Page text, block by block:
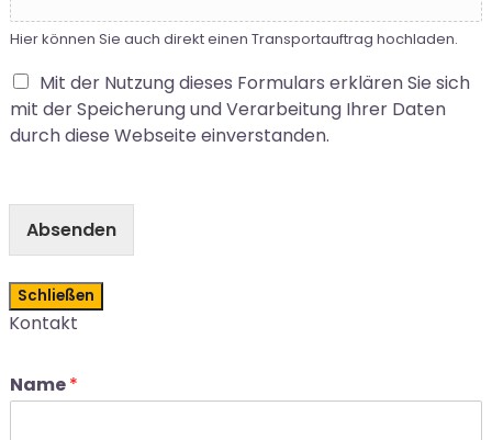
Hier können Sie auch direkt einen Transportauftrag hochladen.
Mit der Nutzung dieses Formulars erklären Sie sich
mit der Speicherung und Verarbeitung Ihrer Daten
durch diese Webseite einverstanden.
Absenden
Schließen
Kontakt
Name*